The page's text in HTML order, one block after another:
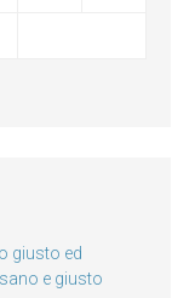
giusto ed
e giusto